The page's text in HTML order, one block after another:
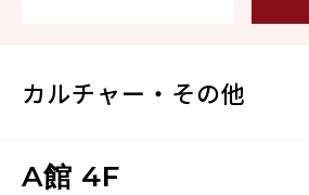
カルチャー・その他
A館 4F